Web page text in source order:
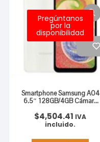
Pregúntanos
por la
disponibilidad
Smartphone Samsung A04
6.5″ 128GB/4GB Cámara
Android Color Blanco
$4,504.41 IVA
incluido.